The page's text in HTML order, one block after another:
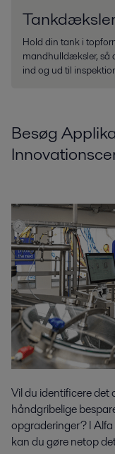
Hold din tank i
mandhulldæksler, så
ind og ud til
Besøg
Vil du identificere
håndgribelige
opgraderinger? I
kan du gøre netop